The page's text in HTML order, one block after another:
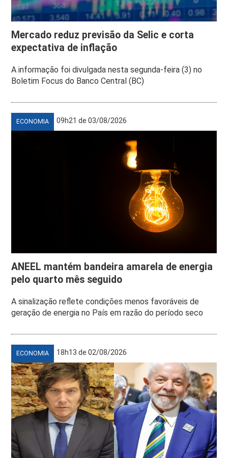
Mercado reduz previsão da Selic e corta
expectativa de inflação
A informação foi divulgada nesta segunda-feira (3) no
Boletim Focus do Banco Central (BC)
ECONOMIA 09h21 de 03/08/2026
ANEEL mantém bandeira amarela de energia
pelo quarto mês seguido
A sinalização reflete condições menos favoráveis de
geração de energia no País em razão do período seco
ECONOMIA 18h13 de 02/08/2026